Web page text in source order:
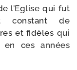
l’Eglise qui fut
constant de
et fidèles qui
ces années